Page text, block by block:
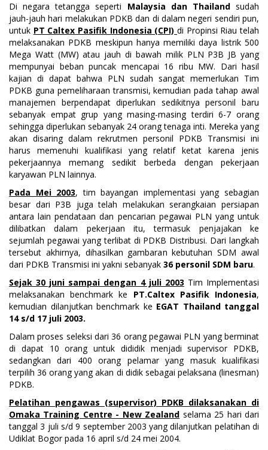
Di negara tetangga seperti Malaysia dan Thailandsudah
jauh-jauh hari melakukan PDKB dan di dalam negeri sendiri pun,
untuk PT Caltex Pasifik Indonesia (CPI)di Propinsi Riau telah
melaksanakan PDKB meskipun hanya memiliki daya listrik 500
Mega Watt (MW) atau jauh di bawah milik PLN P3B JB yang
mempunyai beban puncak mencapai 16 ribu MW. Dari hasil
kajian di dapat bahwa PLN sudah sangat memerlukan Tim
PDKB guna pemeliharaan transmisi, kemudian pada tahap awal
manajemen berpendapat diperlukan sedikitnya personil baru
sebanyak empat grup yang masing-masing terdiri 6-7 orang
sehingga diperlukan sebanyak 24 orang tenaga inti. Mereka yang
akan disaring dalam rekrutmen personil PDKB Transmisi ini
harus memenuhi kualifikasi yang relatif ketat karena jenis
pekerjaannya memang sedikit berbeda dengan pekerjaan
karyawan PLN lainnya.
Pada Mei 2003, tim bayangan implementasi yang sebagian
besar dari P3B juga telah melakukan serangkaian persiapan
antara lain pendataan dan pencarian pegawai PLN yang untuk
dilibatkan dalam pekerjaan itu, termasuk penjajakan ke
sejumlah pegawai yang terlibat di PDKB Distribusi. Dari langkah
tersebut akhirnya, dihasilkan gambaran kebutuhan SDM awal
dari PDKB Transmisi ini yakni sebanyak 36 personil SDM baru.
Sejak 30 juni sampai dengan 4 juli 2003 Tim Implementasi
melaksanakan benchmark ke PT.Caltex Pasifik Indonesia,
kemudian dilanjutkan benchmark ke EGAT Thailand tanggal
14 s/d 17 juli 2003.
Dalam proses seleksi dari 36 orang pegawai PLN yang berminat
di dapat 10 orang untuk dididik menjadi supervisor PDKB,
sedangkan dari 400 orang pelamar yang masuk kualifikasi
terpilih 36 orang yang akan di didik sebagai pelaksana (linesman)
PDKB.
Pelatihan pengawas (supervisor) PDKB dilaksanakan di
Omaka Training Centre - New Zealand selama 25 hari dari
tanggal 3 juli s/d 9 september 2003 yang dilanjutkan pelatihan di
Udiklat Bogor pada 16 april s/d 24 mei 2004.